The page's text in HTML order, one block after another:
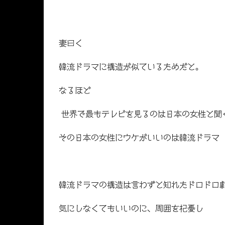
妻曰く
韓流ドラマに構造が似ているためだと。
なるほど
世界で最もテレビを見るのは日本の女性と聞
その日本の女性にウケがいいのは韓流ドラマ
韓流ドラマの構造は言わずと知れたドロドロ
気にしなくてもいいのに、周囲を杞憂し